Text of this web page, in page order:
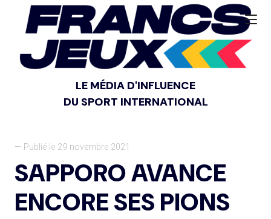
LE MÉDIA D'INFLUENCE
DU SPORT INTERNATIONAL
— Publié le 29 novembre 2021
SAPPORO AVANCE
ENCORE SES PIONS